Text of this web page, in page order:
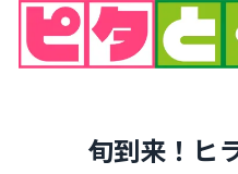
旬到来！ヒ